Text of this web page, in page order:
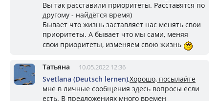
Вы так расставили приоритеты. Расставятся по
другому - найдётся время)
Бывает что жизнь заставляет нас менять свои
приоритеты. А бывает что мы сами, меняя
свои приоритеты, изменяем свою жизнь
Taтьяна 10.05.2022 12:36
Svetlana (Deutsch lernen),Хорошо, посылайте
мне в личные сообщения здесь вопросы если
есть. В предложениях много времен